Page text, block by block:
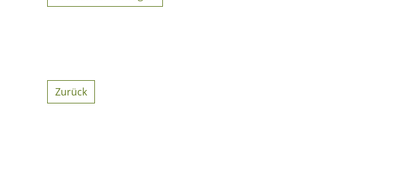
Zurück